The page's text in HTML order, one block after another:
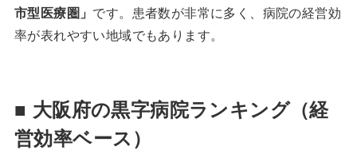
市型医療圏」 です。患者数が非常に多く、病院の経営効
率が表れやすい地域でもあります。
■ 大阪府の黒字病院ランキング（経
営効率ベース）